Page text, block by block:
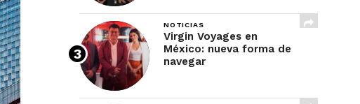
NOTICIAS
Virgin Voyages en
México: nueva forma de
navegar